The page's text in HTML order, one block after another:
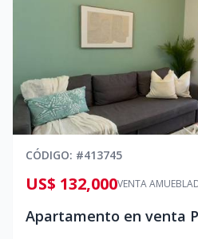
CÓDIGO: #413745
VENTA
US$ 132,000
Apartamento en venta